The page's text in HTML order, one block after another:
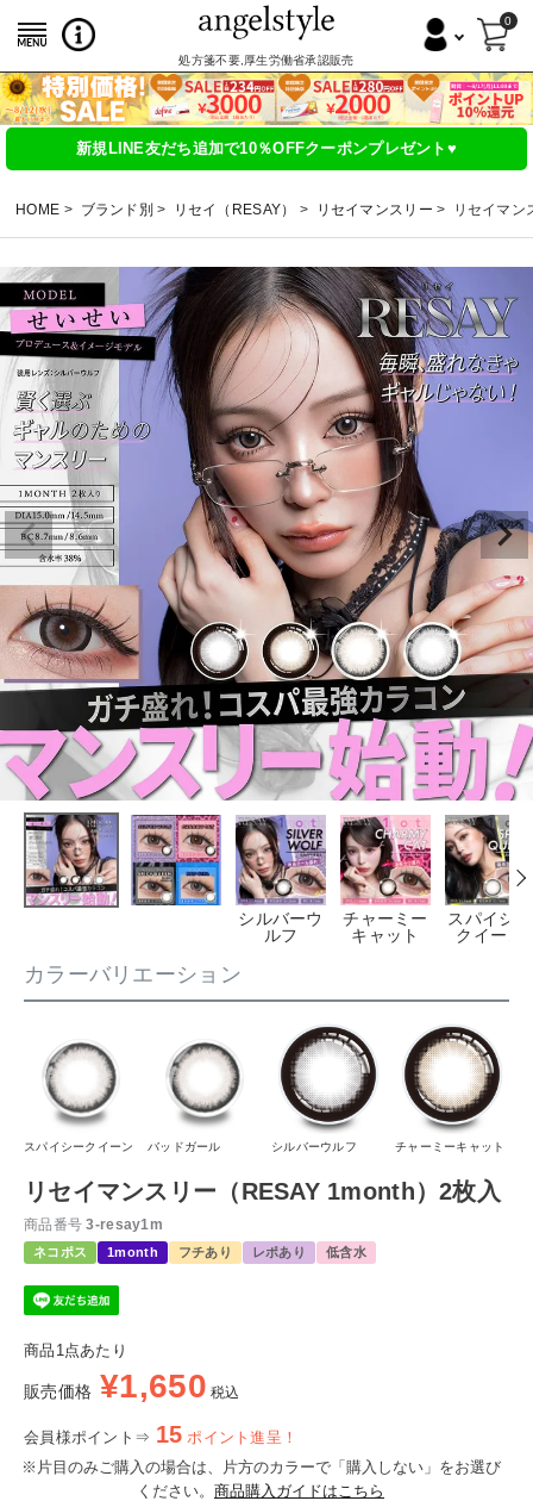
処方箋不要,厚生労働省承認販売
0
新規LINE友だち追加で10％OFFクーポンプレゼント♥
HOME ブランド別 リセイ（RESAY） リセイマンスリー リセイマン
シルバーウ
ルフ
チャーミー
キャット
スパイシー
クイーン
カラーバリエーション
スパイシークイーン バッドガール シルバーウルフ チャーミーキャット
リセイマンスリー（RESAY 1month）2枚入
商品番号 3-resay1m
ネコポス 1month フチあり レポあり 低含水
商品1点あたり
販売価格 ¥1,650 税込
会員様ポイント⇒ 15 ポイント進呈！
※片目のみご購入の場合は、片方のカラーで「購入しない」をお選び
ください。 商品購入ガイドはこちら